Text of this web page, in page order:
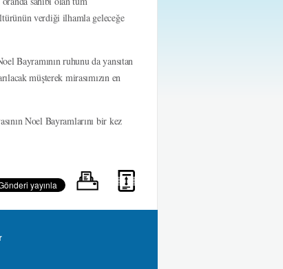
verdiği ilhamla geleceğe
Bayramının ruhunu da yansıtan
müşterek mirasımızın en
Noel Bayramlarını bir kez